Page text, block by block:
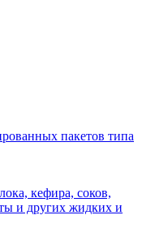
пакетов типа